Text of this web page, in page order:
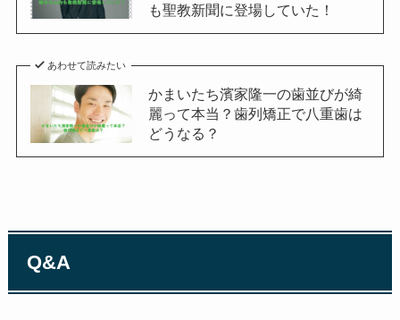
も聖教新聞に登場していた！
あわせて読みたい
かまいたち濱家隆一の歯並びが綺
麗って本当？歯列矯正で八重歯は
どうなる？
Q&A